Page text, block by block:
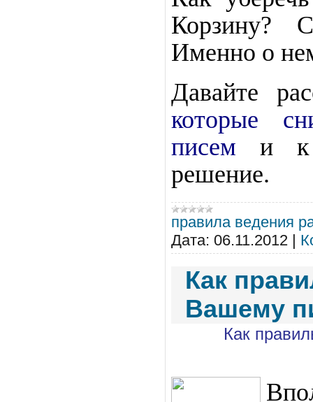
Корзину?
Именно о
Давайте
которые
писем и к
решение.
правила ведения
Дата: 06.11.2012
Как
Вашему
Как